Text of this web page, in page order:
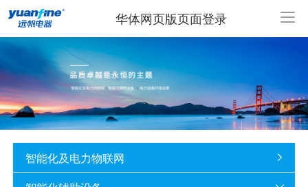
华体网页版页面登录
智能化及电力物联网 